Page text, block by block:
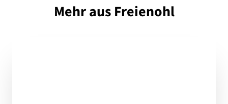
Mehr aus Freienohl